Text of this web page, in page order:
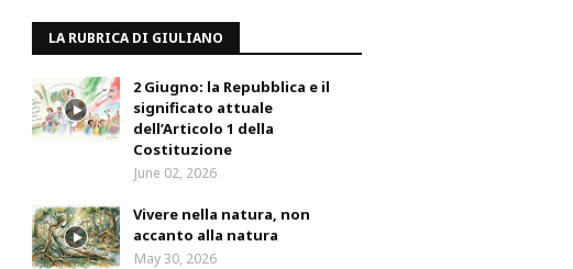
LA RUBRICA DI GIULIANO
2 Giugno: la Repubblica e il
significato attuale
dell’Articolo 1 della
Costituzione
June 02, 2026
Vivere nella natura, non
accanto alla natura
May 30, 2026